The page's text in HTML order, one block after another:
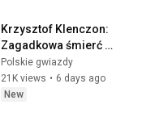
Krzysztof Klenczon:
Zagadkowa śmierć
polskiego Johna
Lennona. Losy rodziny
legendy
Polskie gwiazdy
21K views • 6 days ago
New